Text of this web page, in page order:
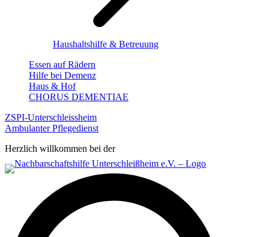
Haushaltshilfe & Betreuung
Essen auf Rädern
Hilfe bei Demenz
Haus & Hof
CHORUS DEMENTIAE
ZSPI-Unterschleissheim
Ambulanter Pflegedienst
Herzlich willkommen bei der